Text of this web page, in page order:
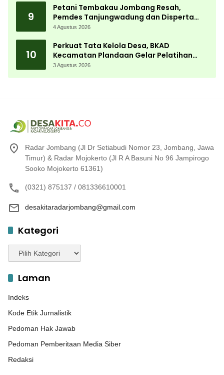
9
Petani Tembakau Jombang Resah,
Pemdes Tanjungwadung dan Disperta
Bergerak Cepat
4 Agustus 2026
10
Perkuat Tata Kelola Desa, BKAD
Kecamatan Plandaan Gelar Pelatihan
Aparatur Pemdes
3 Agustus 2026
Radar Jombang (Jl Dr Setiabudi Nomor 23, Jombang, Jawa
Timur) & Radar Mojokerto (Jl R A Basuni No 96 Jampirogo
Sooko Mojokerto 61361)
(0321) 875137 / 081336610001
desakitaradarjombang@gmail.com
Kategori
Kategori
Laman
Indeks
Kode Etik Jurnalistik
Pedoman Hak Jawab
Pedoman Pemberitaan Media Siber
Redaksi